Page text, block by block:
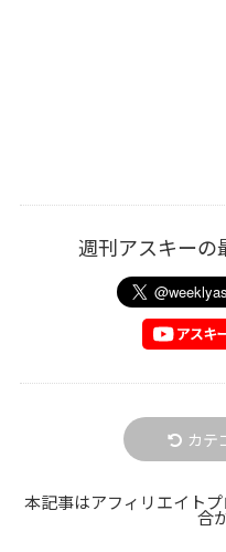
週刊アスキーの
カテ
本記事はアフィリエイト
合